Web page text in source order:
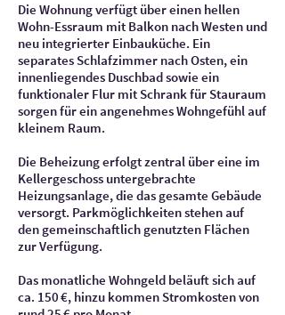
Die Wohnung verfügt über einen hellen
Wohn-Essraum mit Balkon nach Westen und
neu integrierter Einbauküche. Ein
separates Schlafzimmer nach Osten, ein
innenliegendes Duschbad sowie ein
funktionaler Flur mit Schrank für Stauraum
sorgen für ein angenehmes Wohngefühl auf
kleinem Raum.
Die Beheizung erfolgt zentral über eine im
Kellergeschoss untergebrachte
Heizungsanlage, die das gesamte Gebäude
versorgt. Parkmöglichkeiten stehen auf
den gemeinschaftlich genutzten Flächen
zur Verfügung.
Das monatliche Wohngeld beläuft sich auf
ca. 150 €, hinzu kommen Stromkosten von